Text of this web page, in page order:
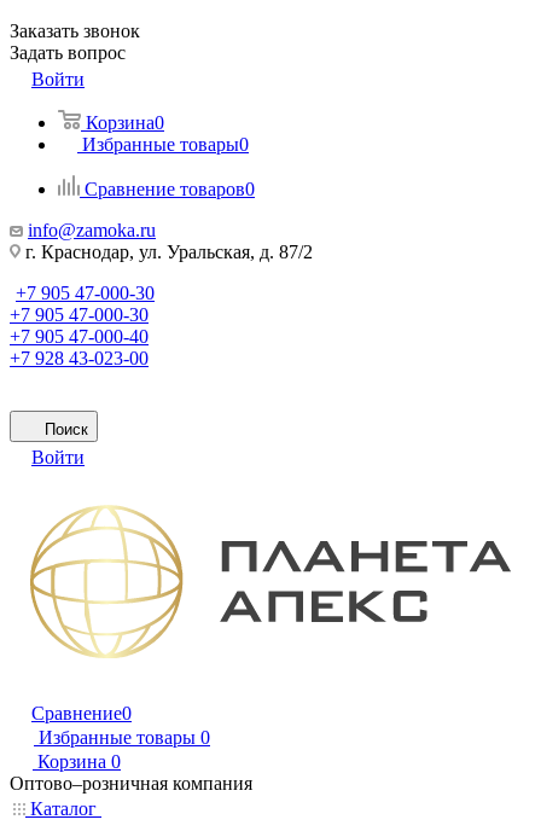
Заказать звонок
Задать вопрос
Войти
Корзина0
Избранные товары0
Сравнение товаров0
info@zamoka.ru
г. Краснодар, ул. Уральская, д. 87/2
+7 905 47-000-30
+7 905 47-000-30
+7 905 47-000-40
+7 928 43-023-00
Поиск
Войти
Сравнение0
Избранные товары 0
Корзина 0
Оптово–розничная компания
Каталог